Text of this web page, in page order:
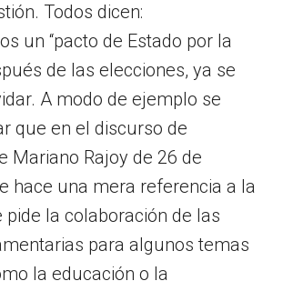
Todos dicen:
un “pacto de Estado por la
de las elecciones, ya se
A modo de ejemplo se
que en el discurso de
Mariano Rajoy de 26 de
hace una mera referencia a la
pide la colaboración de las
para algunos temas
la educación o la